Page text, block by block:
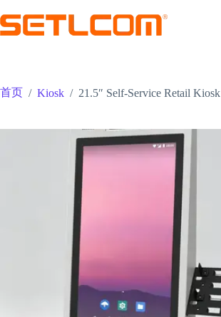
至
内
首页 / Kiosk / 21.5″ Self-Service Retail Kiosk